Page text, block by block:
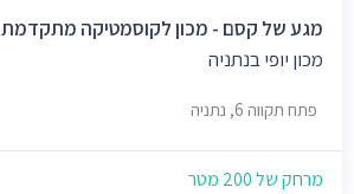
מגע של קסם - מכון לקוסמטיקה מתקדמת
מכון יופי בנתניה
פתח תקווה 6, נתניה
מרחק של 200 מטר